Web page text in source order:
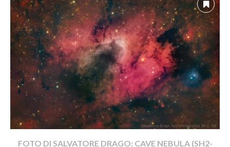
FOTO DI SALVATORE DRAGO: CAVE NEBULA (SH2-